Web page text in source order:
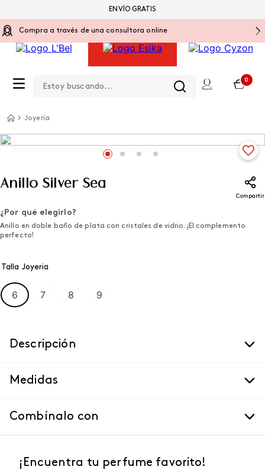
Compra a través de una consultora online
0
ENVÍO GRATIS
Joyería
Anillo Silver Sea
Compartir
¿Por qué elegirlo?
Anillo en doble baño de plata con cristales de vidrio. ¡El complemento
perfecto!
Talla Joyeria
6 7 8 9
Descripción
Medidas
Combínalo con
¡Encuentra tu perfume favorito!